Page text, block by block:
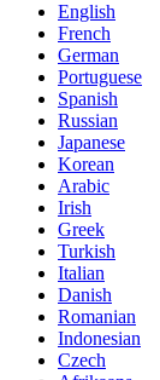
English
French
German
Portuguese
Spanish
Russian
Japanese
Korean
Arabic
Irish
Greek
Turkish
Italian
Danish
Romanian
Indonesian
Czech